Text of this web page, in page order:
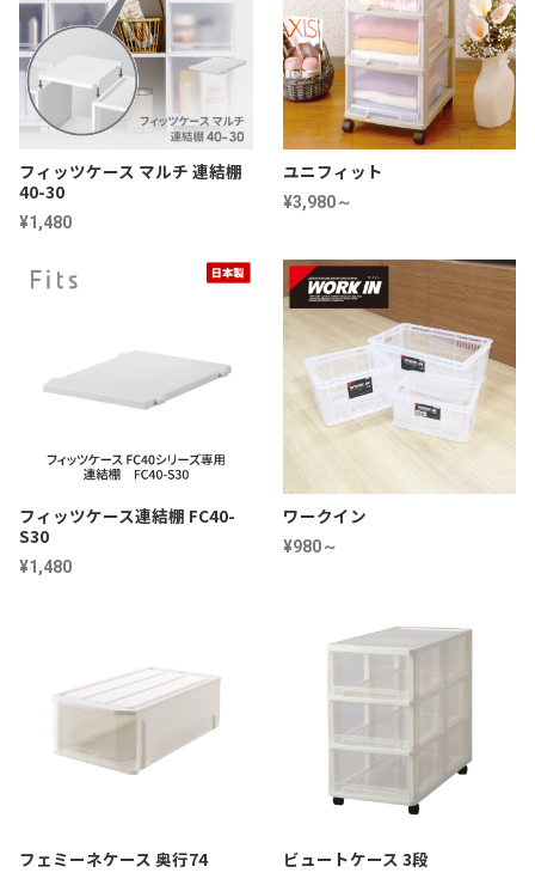
フィッツケース マルチ 連結棚
40-30
¥1,480
ユニフィット
¥3,980～
フィッツケース連結棚 FC40-
S30
¥1,480
ワークイン
¥980～
フェミーネケース 奥行74 ビュートケース 3段